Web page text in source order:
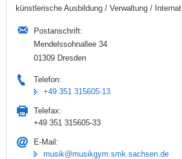
künstlerische Ausbildung / Verwaltung / Internat
Postanschrift:
Mendelssohnallee 34
01309 Dresden
Telefon:
+49 351 315605-13
Telefax:
+49 351 315605-33
E-Mail:
musik@musikgym.smk.sachsen.de